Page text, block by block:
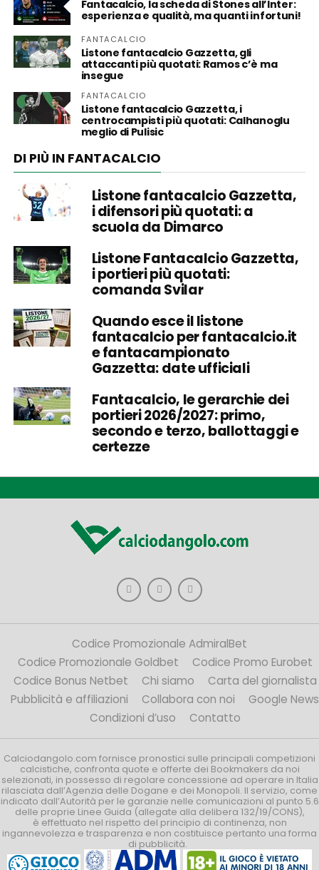
Fantacalcio, la scheda di Stones all’Inter:
esperienza e qualità, ma quanti infortuni!
FANTACALCIO
Listone fantacalcio Gazzetta, gli
attaccanti più quotati: Ramos c’è ma
insegue
FANTACALCIO
Listone fantacalcio Gazzetta, i
centrocampisti più quotati: Calhanoglu
meglio di Pulisic
DI PIÙ IN FANTACALCIO
Listone fantacalcio Gazzetta,
i difensori più quotati: a
scuola da Dimarco
Listone Fantacalcio Gazzetta,
i portieri più quotati:
comanda Svilar
Quando esce il listone
fantacalcio per fantacalcio.it
e fantacampionato
Gazzetta: date ufficiali
Fantacalcio, le gerarchie dei
portieri 2026/2027: primo,
secondo e terzo, ballottaggi e
certezze
Codice Promozionale AdmiralBet
Codice Promozionale Goldbet
Codice Promo Eurobet
Codice Bonus Netbet
Chi siamo
Carta del giornalista
Pubblicità e affiliazioni
Collabora con noi
Google News
Condizioni d’uso
Contatto
Calciodangolo.com fornisce pronostici sulle principali competizioni
calcistiche, confronta quote e offerte dei Bookmakers da noi
selezionati, in possesso di regolare concessione ad operare in Italia
rilasciata dall’Agenzia delle Dogane e dei Monopoli. Il servizio, come
indicato dall’Autorità per le garanzie nelle comunicazioni al punto 5.6
delle proprie Linee Guida (allegate alla delibera 132/19/CONS),
è effettuato nel rispetto del principio di continenza, non
ingannevolezza e trasparenza e non costituisce pertanto una forma
di pubblicità.